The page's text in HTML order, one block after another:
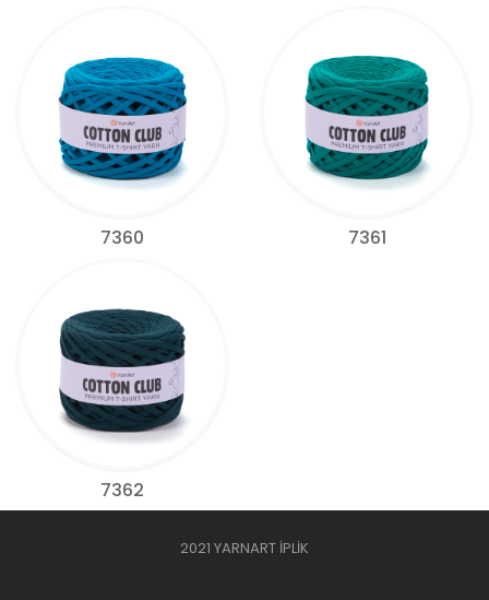
7360 7361
7362
2021 YARNART İPLİK